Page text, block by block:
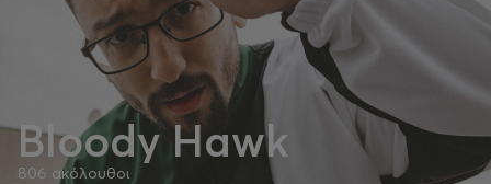
Bloody Hawk
806 ακόλουθοι